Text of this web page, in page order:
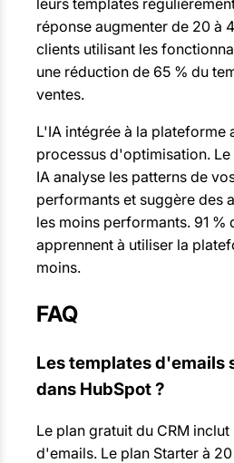
leurs templates
réponse augmenter de 20 à
clients utilisant les
une réduction de 65 % du
ventes.
L'IA intégrée à la plateforme
processus d'optimisation.
IA analyse les patterns de
performants et suggère des
les moins performants. 91 %
apprennent à utiliser la
moins.
FAQ
Les templates d'emails
dans HubSpot ?
Le plan gratuit du CRM
d'emails. Le plan Starter à